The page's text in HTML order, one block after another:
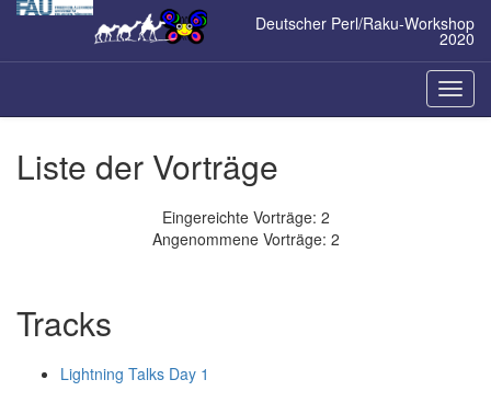
Zum
Deutscher Perl/Raku-Workshop
2020
ein-/
Liste der Vorträge
Eingereichte Vorträge: 2
Angenommene Vorträge: 2
Tracks
Lightning Talks Day 1